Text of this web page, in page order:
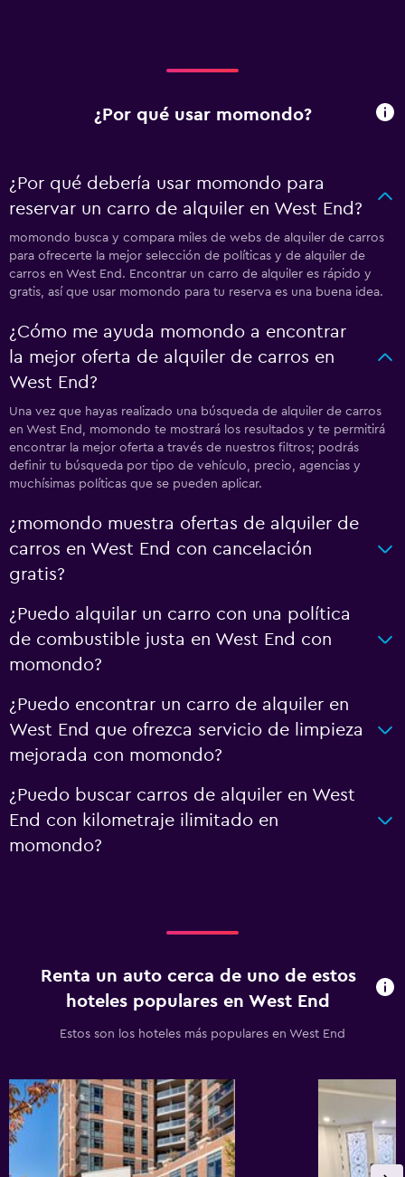
¿Por qué usar momondo?
¿Por qué debería usar momondo para
reservar un carro de alquiler en West End?
momondo busca y compara miles de webs de alquiler de carros
para ofrecerte la mejor selección de políticas y de alquiler de
carros en West End. Encontrar un carro de alquiler es rápido y
gratis, así que usar momondo para tu reserva es una buena idea.
¿Cómo me ayuda momondo a encontrar
la mejor oferta de alquiler de carros en
West End?
Una vez que hayas realizado una búsqueda de alquiler de carros
en West End, momondo te mostrará los resultados y te permitirá
encontrar la mejor oferta a través de nuestros filtros; podrás
definir tu búsqueda por tipo de vehículo, precio, agencias y
muchísimas políticas que se pueden aplicar.
¿momondo muestra ofertas de alquiler de
carros en West End con cancelación
gratis?
¿Puedo alquilar un carro con una política
de combustible justa en West End con
momondo?
¿Puedo encontrar un carro de alquiler en
West End que ofrezca servicio de limpieza
mejorada con momondo?
¿Puedo buscar carros de alquiler en West
End con kilometraje ilimitado en
momondo?
Renta un auto cerca de uno de estos
hoteles populares en West End
Estos son los hoteles más populares en West End